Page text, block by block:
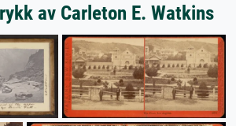
av Carleton E. Watkins